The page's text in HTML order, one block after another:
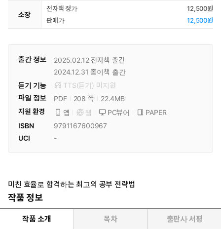
소장
전자책 정가
12,500원
판매가
12,500원
출간 정보 2025.02.12 전자책 출간
2024.12.31 종이책 출간
듣기 기능
TTS(듣기) 미 지원
파일 정보
PDF 208 쪽
22.4MB
지원 환경
앱 웹 PC뷰어
PAPER
ISBN
9791167600967
UCI
-
미친 효율로 합격하는 최고의 공부 전략법
작품 정보
작품 소개 목차 출판사 서평